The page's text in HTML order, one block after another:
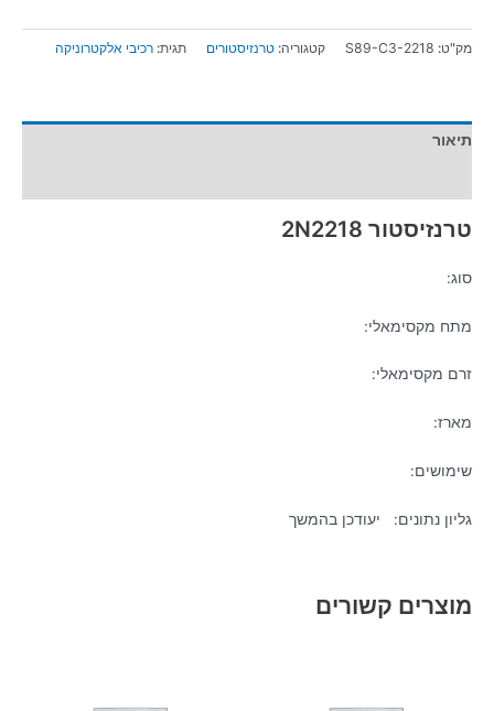
מק"ט: S89-C3-2218 קטגוריה: טרנזיסטורים תגית: רכיבי אלקטרוניקה
תיאור
טרנזיסטור 2N2218
סוג:
מתח מקסימאלי:
זרם מקסימאלי:
מארז:
שימושים:
גליון נתונים: יעודכן בהמשך
מוצרים קשורים